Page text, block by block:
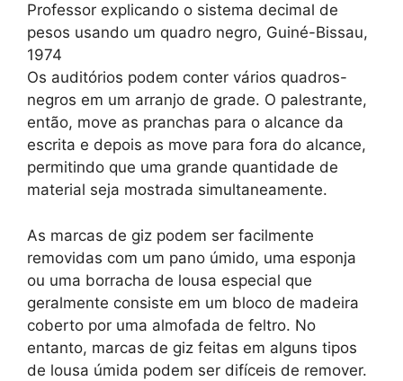
Professor explicando o sistema decimal de
pesos usando um quadro negro, Guiné-Bissau,
1974
Os auditórios podem conter vários quadros-
negros em um arranjo de grade. O palestrante,
então, move as pranchas para o alcance da
escrita e depois as move para fora do alcance,
permitindo que uma grande quantidade de
material seja mostrada simultaneamente.
As marcas de giz podem ser facilmente
removidas com um pano úmido, uma esponja
ou uma borracha de lousa especial que
geralmente consiste em um bloco de madeira
coberto por uma almofada de feltro. No
entanto, marcas de giz feitas em alguns tipos
de lousa úmida podem ser difíceis de remover.